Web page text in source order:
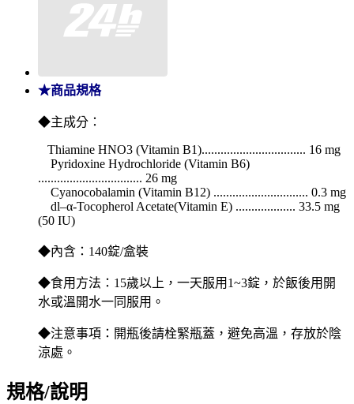
★商品規格
◆主成分：
Thiamine HNO3 (Vitamin B1)................................. 16 mg
Pyridoxine Hydrochloride (Vitamin B6)
................................. 26 mg
Cyanocobalamin (Vitamin B12) .............................. 0.3 mg
dl–α-Tocopherol Acetate(Vitamin E) ................... 33.5 mg
(50 IU)
◆內含：140錠/盒裝
◆食用方法：15歲以上，一天服用1~3錠，於飯後用開
水或溫開水一同服用。
◆注意事項：開瓶後請栓緊瓶蓋，避免高溫，存放於陰
涼處。
規格/說明